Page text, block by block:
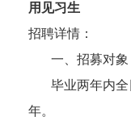
用见习生
招聘详情：
一、招募对象
毕业两年内全
年。